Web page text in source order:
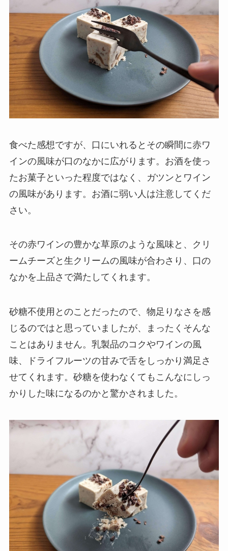
食べた感想ですが、口にいれるとその瞬間に赤ワ
インの風味が口のなかに広がります。お酒を使っ
たお菓子といった程度ではなく、ガツンとワイン
の風味があります。お酒に弱い人は注意してくだ
さい。
その赤ワインの豊かな草原のような風味と、クリ
ームチーズと生クリームの風味が合わさり、口の
なかを上品さで満たしてくれます。
砂糖不使用とのことだったので、物足りなさを感
じるのではと思っていましたが、まったくそんな
ことはありません。乳製品のコクやワインの風
味、ドライフルーツの甘みで舌をしっかり満足さ
せてくれます。砂糖を使わなくてもこんなにしっ
かりした味になるのかと驚かされました。